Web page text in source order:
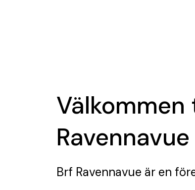
Välkommen
Ravennavue
Brf Ravennavue är en